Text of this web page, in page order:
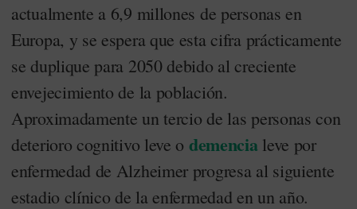
actualmente a 6,9 millones de personas en
Europa, y se espera que esta cifra prácticamente
se duplique para 2050 debido al creciente
envejecimiento de la población.
Aproximadamente un tercio de las personas con
deterioro cognitivo leve o demencialeve por
enfermedad de Alzheimer progresa al siguiente
estadio clínico de la enfermedad en un año.